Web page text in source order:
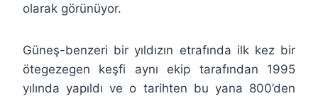
olarak görünüyor.
Güneş-benzeri bir yıldızın etrafında ilk kez bir
ötegezegen keşfi aynı ekip tarafından 1995
yılında yapıldı ve o tarihten bu yana 800’den